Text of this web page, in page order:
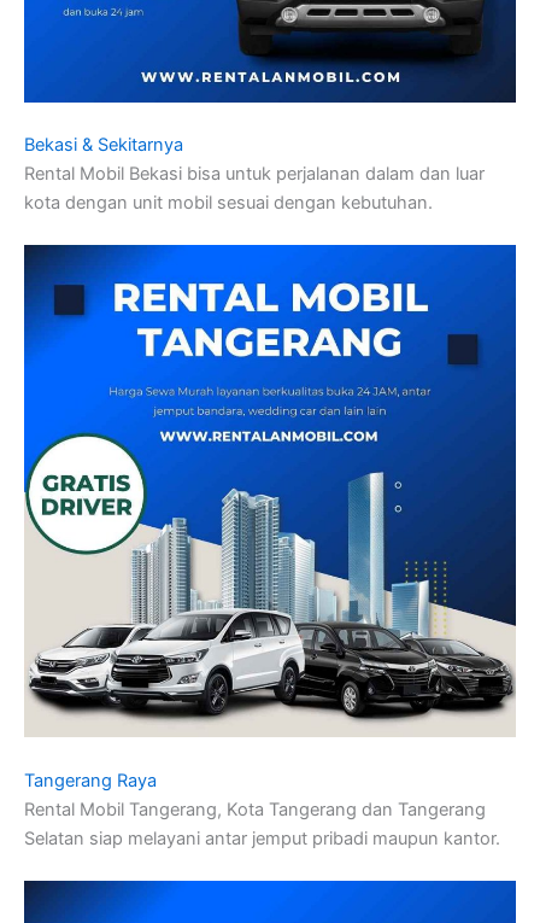
Bekasi & Sekitarnya
Rental Mobil Bekasi bisa untuk perjalanan dalam dan luar
kota dengan unit mobil sesuai dengan kebutuhan.
Tangerang Raya
Rental Mobil Tangerang, Kota Tangerang dan Tangerang
Selatan siap melayani antar jemput pribadi maupun kantor.